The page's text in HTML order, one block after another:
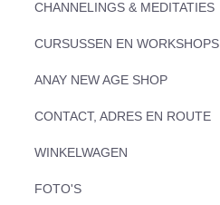
CHANNELINGS & MEDITATIES
CURSUSSEN EN WORKSHOPS
ANAY NEW AGE SHOP
CONTACT, ADRES EN ROUTE
WINKELWAGEN
FOTO'S